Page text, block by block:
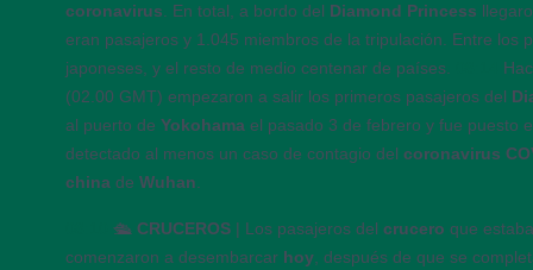
coronavirus. En total, a bordo del Diamond Princess
eran pasajeros y 1.045 miembros de la tripulación. Entre los
japoneses, y el resto de medio centenar de países.
(02.00 GMT) empezaron a salir los primeros pasajeros del
al puerto de Yokohama el pasado 3 de febrero y fue puesto
detectado al menos un caso de contagio del coronavirus
china de Wuhan.
🛳️ CRUCEROS | Los pasajeros del crucero que
comenzaron a desembarcar hoy, después de que se